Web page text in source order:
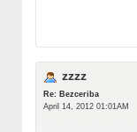
zzzz
Re: Bezceriba
April 14, 2012 01:01AM